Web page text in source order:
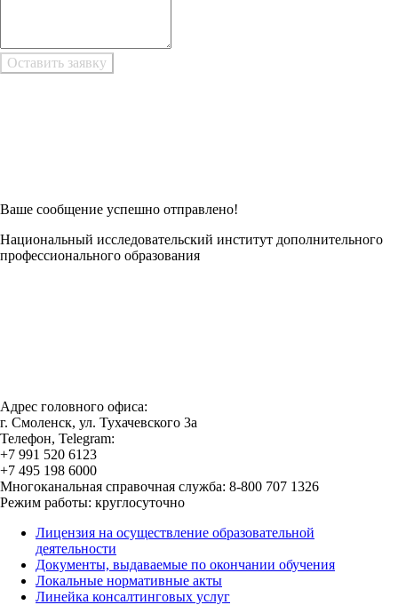
Ваше сообщение успешно отправлено!
Национальный исследовательский институт дополнительного
профессионального образования
Адрес головного офиса:
г. Смоленск, ул. Тухачевского 3а
Телефон, Telegram:
+7 991 520 6123
+7 495 198 6000
Многоканальная справочная служба: 8-800 707 1326
Режим работы: круглосуточно
Лицензия на осуществление образовательной
деятельности
Документы, выдаваемые по окончании обучения
Локальные нормативные акты
Линейка консалтинговых услуг